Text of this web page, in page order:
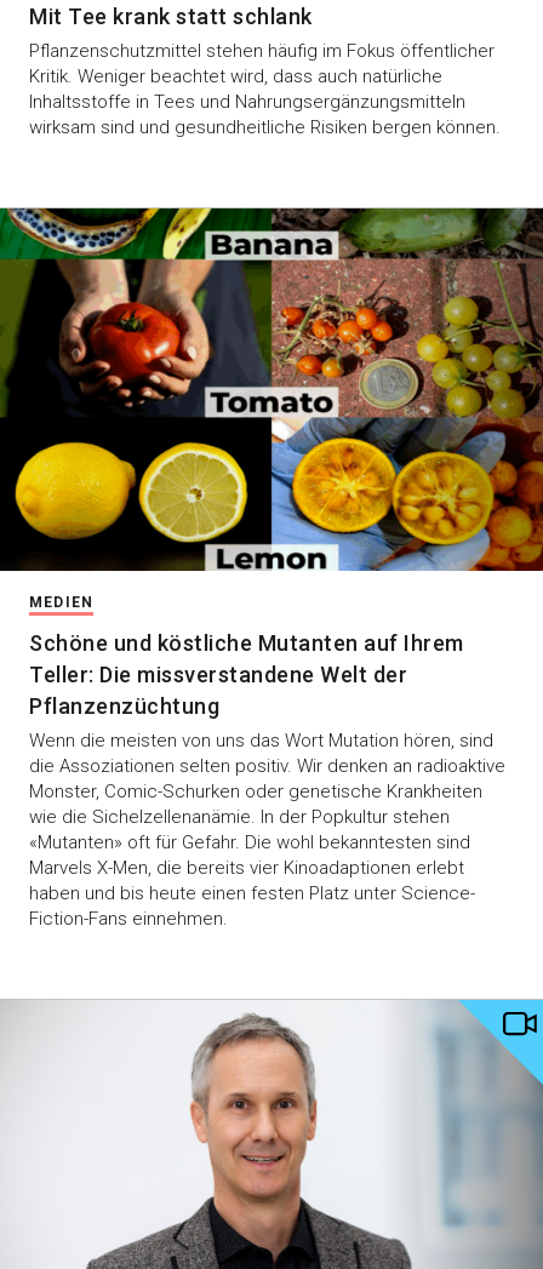
Mit Tee krank statt schlank
Pflanzenschutzmittel stehen häufig im Fokus öffentlicher
Kritik. Weniger beachtet wird, dass auch natürliche
Inhaltsstoffe in Tees und Nahrungsergänzungsmitteln
wirksam sind und gesundheitliche Risiken bergen können.
MEDIEN
Schöne und köstliche Mutanten auf Ihrem
Teller: Die missverstandene Welt der
Pflanzenzüchtung
Wenn die meisten von uns das Wort Mutation hören, sind
die Assoziationen selten positiv. Wir denken an radioaktive
Monster, Comic-Schurken oder genetische Krankheiten
wie die Sichelzellenanämie. In der Popkultur stehen
«Mutanten» oft für Gefahr. Die wohl bekanntesten sind
Marvels X-Men, die bereits vier Kinoadaptionen erlebt
haben und bis heute einen festen Platz unter Science-
Fiction-Fans einnehmen.